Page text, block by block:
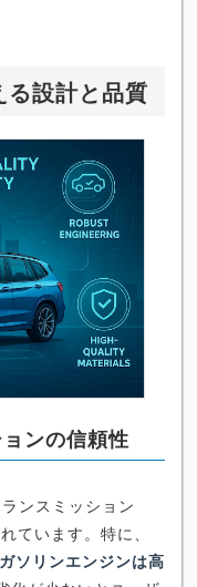
設計と品質
ンの信頼性
ンスミッション
ています。特に、
ソリンエンジンは高